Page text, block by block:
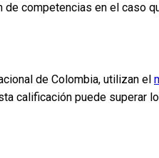
competencias en el caso
de Colombia, utilizan el
calificación puede